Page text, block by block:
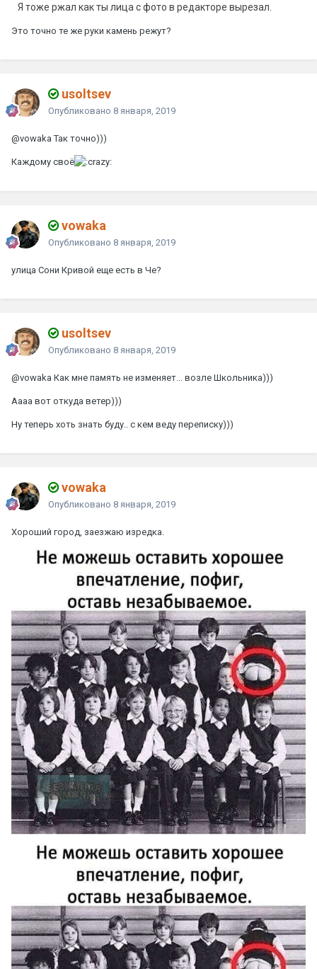
Я тоже ржал как ты лица с фото в редакторе вырезал.
Это точно те же руки камень режут?
usoltsev
Опубликовано 8 января, 2019
@vowaka Так точно)))
Каждому своё
vowaka
Опубликовано 8 января, 2019
улица Сони Кривой еще есть в Че?
usoltsev
Опубликовано 8 января, 2019
@vowaka Как мне память не изменяет... возле Школьника)))
Аааа вот откуда ветер)))
Ну теперь хоть знать буду.. с кем веду переписку)))
vowaka
Опубликовано 8 января, 2019
Хороший город, заезжаю изредка.